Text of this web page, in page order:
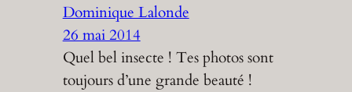
Dominique Lalonde
26 mai 2014
Quel bel insecte ! Tes photos sont
toujours d’une grande beauté !